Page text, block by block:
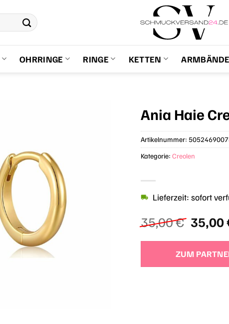
OHRRINGE RINGE KETTEN
Ania Haie
35,00€
Preis
war:
35,00
35,00
Lieferzeit: sofort
ZUM
Artikelnummer:
Kategorie:Creolen